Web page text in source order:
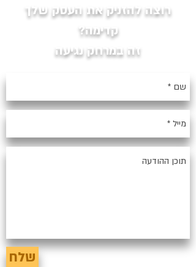
רוצה להזניק את העסק שלך
קדימה?
זה במרחק נגיעה
שלח